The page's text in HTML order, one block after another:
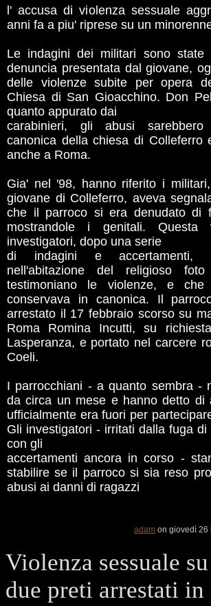
l' accusa di violenza sessuale
anni fa a piu' riprese su un
Le indagini dei militari sono state
denuncia presentata dal giovane,
delle violenze subite per opera
Chiesa di San Gioacchino. Don
quanto appurato dai
carabinieri, gli abusi
canonica della chiesa di Colleferro
anche a Roma.
Gia' nel '98, hanno riferito i
giovane di Colleferro, aveva
che il parroco si era denudato di
mostrandole i genitali.
investigatori, dopo una serie
di indagini e accertamenti,
nell'abitazione del religioso
testimoniano le violenze, e che
conservava in canonica. Il
arrestato il 17 febbraio scorso su
Roma Romina Incutti, su
Lasperanza, e portato nel carcere
Coeli.
I parrocchiani - a quanto sembra -
da circa un mese e hanno detto di
ufficialmente era fuori per
Gli investigatori - irritati dalla fuga
con gli
accertamenti ancora in corso -
stabilire se il parroco si sia reso
abusi ai danni di ragazzi
adam on giovedì 26
Violenza sessuale
due preti arrestati in